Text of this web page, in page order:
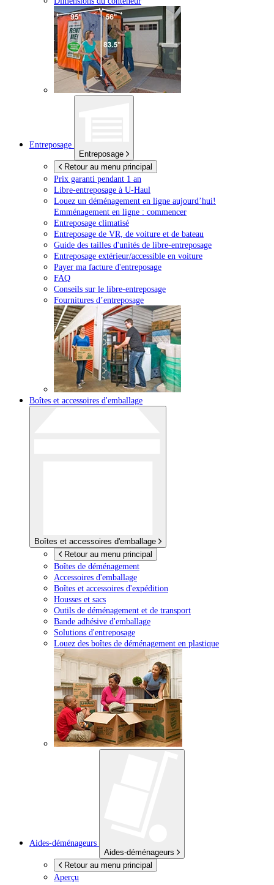
Entreposage
Entreposage
Retour au menu principal
Prix garanti pendant 1 an
Libre-entreposage à U-Haul
Louez un déménagement en ligne aujourd’hui!
Emménagement en ligne : commencer
Entreposage climatisé
Entreposage de VR, de voiture et de bateau
Guide des tailles d'unités de libre-entreposage
Entreposage extérieur/accessible en voiture
Payer ma facture d'entreposage
FAQ
Conseils sur le libre-entreposage
Fournitures d’entreposage
Boîtes et accessoires d'emballage
Boîtes et accessoires d'emballage
Retour au menu principal
Boîtes de déménagement
Accessoires d'emballage
Boîtes et accessoires d'expédition
Housses et sacs
Outils de déménagement et de transport
Bande adhésive d'emballage
Solutions d'entreposage
Louez des boîtes de déménagement en plastique
Aides-déménageurs
Aides-déménageurs
Retour au menu principal
Aperçu